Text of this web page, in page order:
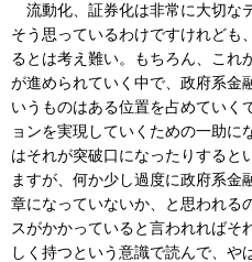
流動化、証券化は非常に大切な
そう思っているわけですけれども
るとは考え難い。もちろん、これ
が進められていく中で、政府系金
いうものはある位置を占めていく
ョンを実現していくための一助に
はそれが突破口になったりすると
ますが、何か少し過度に政府系金
章になっていないか、と思われる
スがかかっていると言われればそ
しく持つという意識で読んで、や